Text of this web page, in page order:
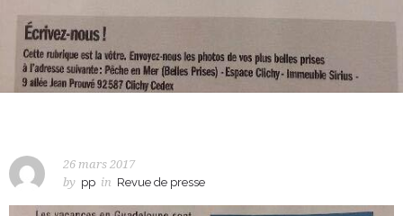
26 mars 2017
by pp in Revue de presse